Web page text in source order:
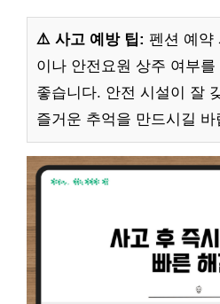
⚠️ 사고 예방 팁: 펜션 예약
이나 안전요원 상주 여부
좋습니다. 안전 시설이 잘
즐거운 추억을 만드시길 바